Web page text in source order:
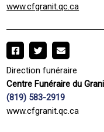
www.cfgranit.qc.ca
Direction funéraire
Centre Funéraire du
(819) 583-2919
www.cfgranit.qc.ca